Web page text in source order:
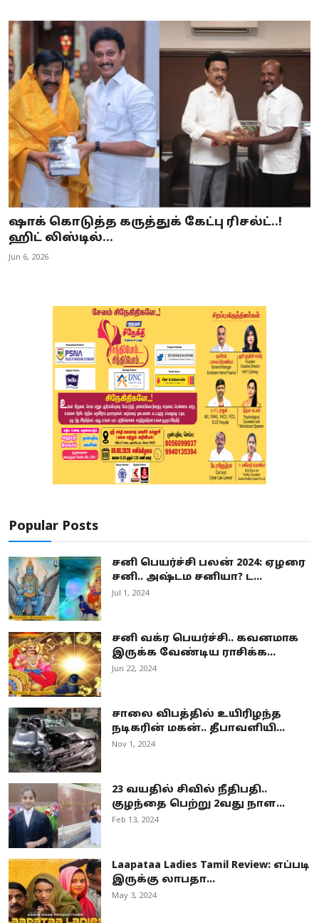
ஷாக் கொடுத்த கருத்துக் கேட்பு ரிசல்ட்..!
ஹிட் லிஸ்டில்...
Jun 6, 2026
Popular Posts
சனி பெயர்ச்சி பலன் 2024: ஏழரை
சனி.. அஷ்டம சனியா? ட...
Jul 1, 2024
சனி வக்ர பெயர்ச்சி.. கவனமாக
இருக்க வேண்டிய ராசிக்க...
Jun 22, 2024
சாலை விபத்தில் உயிரிழந்த
நடிகரின் மகன்.. தீபாவளியி...
Nov 1, 2024
23 வயதில் சிவில் நீதிபதி..
குழந்தை பெற்று 2வது நாள...
Feb 13, 2024
Laapataa Ladies Tamil Review: எப்படி
இருக்கு லாபதா...
May 3, 2024